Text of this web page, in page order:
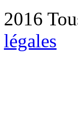
2016
légales